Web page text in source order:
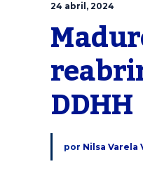
24 abril, 2024
DDHH
por Nilsa Varela